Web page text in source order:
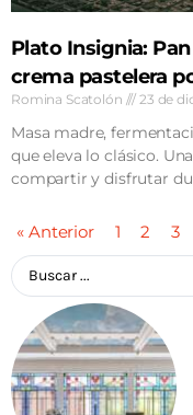
Plato Insignia:
crema pastelera
Romina Scatolón 23 de
Masa madre,
que eleva lo clásico.
compartir y disfrutar
« Anterior 1 2 3